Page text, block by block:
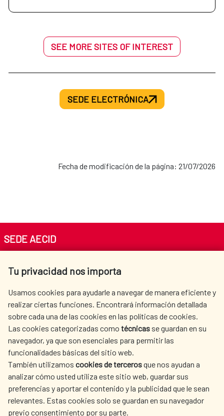
SEE MORE SITES OF INTEREST
SEDE ELECTRÓNICA
Fecha de modificación de la página: 21/07/2026
Tu privacidad nos importa
Usamos cookies para ayudarle a navegar de manera eficiente y
realizar ciertas funciones. Encontrará información detallada
sobre cada una de las cookies en las políticas de cookies.
Las cookies categorizadas como técnicas se guardan en su
navegador, ya que son esenciales para permitir las
funcionalidades básicas del sitio web.
También utilizamos cookies de tercerosque nos ayudan a
analizar cómo usted utiliza este sitio web, guardar sus
preferencias y aportar el contenido y la publicidad que le sean
relevantes. Estas cookies solo se guardan en su navegador
previo consentimiento por su parte.
SEDE AECID
Tel. +34 900 20 30 54​​​​​​​
AECID
WHERE DO WE COOPERATE?
SPANISH HUMANITARIAN
ACTION
PRESS ROOM
CULTURE AND SCIENCE LIBRARY